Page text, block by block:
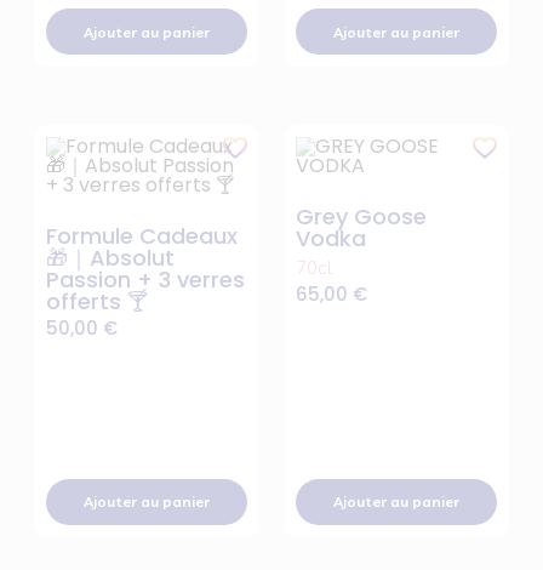
Ajouter au panier Ajouter au panier
Formule Cadeaux
🎁｜Absolut
Passion + 3 verres
offerts 🍸
50,00 €
Ajouter au panier
Grey Goose
Vodka
70cl
65,00 €
Ajouter au panier